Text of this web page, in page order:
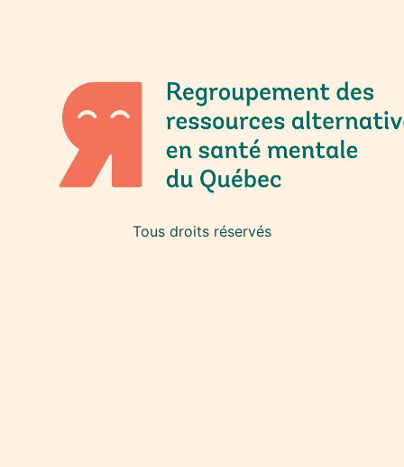
Tous droits réservés